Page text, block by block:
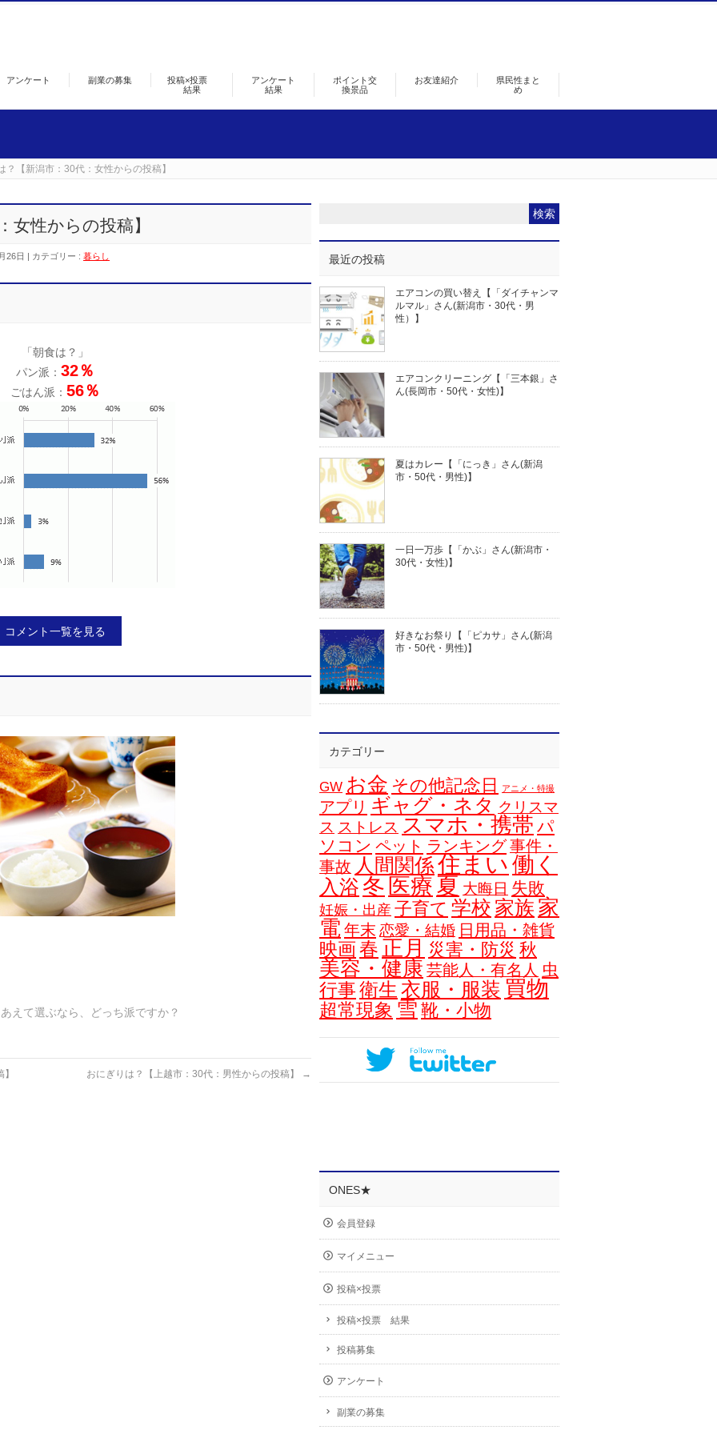
アンケート 副業の募集
投稿×投票
結果
アンケート
結果
ポイント交
換景品
お友達紹介
県民性まと
め
？【新潟市：30代：女性からの投稿】
女性からの投稿】
26日 カテゴリー : 暮らし
「朝食は？」
パン派： 32％
ごはん派： 56％
コメント一覧を見る
えて選ぶなら、どっち派ですか？
おにぎりは？【上越市：30代：男性からの投稿】 →
最近の投稿
エアコンの買い替え【「ダイチャンマ
ルマル」さん(新潟市・30代・男
性）】
エアコンクリーニング【「三本銀」さ
ん(長岡市・50代・女性)】
夏はカレー【「にっき」さん(新潟
市・50代・男性)】
一日一万歩【「かぶ」さん(新潟市・
30代・女性)】
好きなお祭り【「ピカサ」さん(新潟
市・50代・男性)】
カテゴリー
GW お金 その他記念日 アニメ・特撮
アプリ ギャグ・ネタ クリスマ
ス ストレス スマホ・携帯 パ
ソコン ペット ランキング事件・
事故 人間関係住まい働く
入浴 冬 医療夏 大晦日 失敗
妊娠・出産 子育て 学校 家族 家
電 年末 恋愛・結婚 日用品・雑貨
映画春 正月 災害・防災 秋
美容・健康 芸能人・有名人 虫
行事衛生 衣服・服装 買物
超常現象 雪 靴・小物
ONES★
会員登録
マイメニュー
投稿×投票
投稿×投票 結果
投稿募集
アンケート
副業の募集